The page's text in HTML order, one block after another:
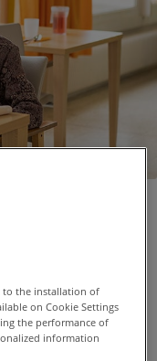
und
to the installation of
on Cookie Settings
the performance of
information